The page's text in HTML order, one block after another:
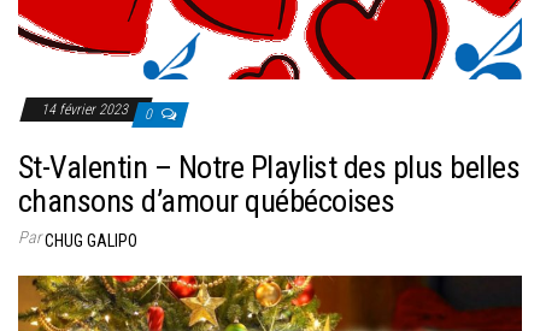
14 février 2023 0
St-Valentin – Notre Playlist des plus belles
chansons d’amour québécoises
ParCHUG GALIPO